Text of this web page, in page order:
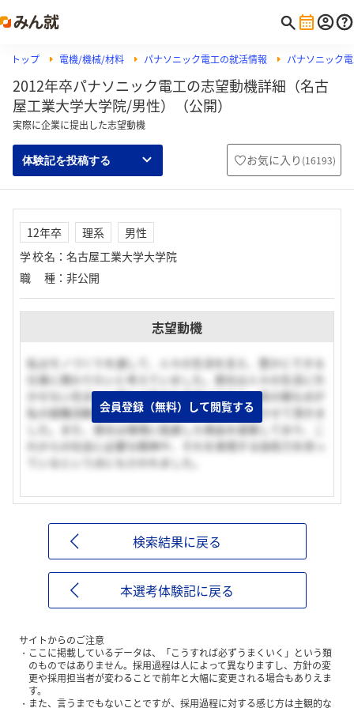
トップ 電機/機械/材料 パナソニック電工の就活情報 パナソニック
2012年卒パナソニック電工の志望動機詳細（名古
屋工業大学大学院/男性）（公開）
実際に企業に提出した志望動機
体験記を投稿する お気に入り (16193)
12年卒 理系
男性
学校名 ： 名古屋工業大学大学院
職種 ： 非公開
志望動機
私はモノづくりを通して、人々の生活を支え、豊かにできる
仕事に携わりたいと考えていました。貴社は人々の生活に欠
かせない住まいに関わる製品を手掛けており、其の様な点が
私の就職活動の軸と一致していると考え、志望させて頂きま
した。また、貴社は環境に配慮した商品を提案しており、こ
れからの社会に必要な精神や、それを実現する技術力を持っ
ているという点にもひかれました。
会員登録（無料）して閲覧する
検索結果に戻る
本選考体験記に戻る
サイトからのご注意
ここに掲載しているデータは、「こうすれば必ずうまくいく」という類
のものではありません。採用過程は人によって異なりますし、方針の変
更や採用担当者が変わることで前年と大幅に変更される場合もありえま
す。
また、言うまでもないことですが、採用過程に対する感じ方は主観的な